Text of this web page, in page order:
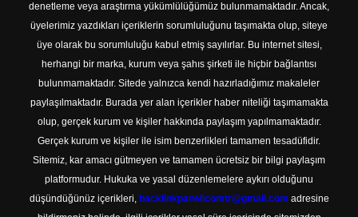
denetleme veya araştırma yükümlülüğümüz bulunmamaktadır. Ancak,
üyelerimiz yazdıkları içeriklerin sorumluluğunu taşımakta olup, siteye
üye olarak bu sorumluluğu kabul etmiş sayılırlar. Bu internet sitesi,
herhangi bir marka, kurum veya şahıs şirketi ile hiçbir bağlantısı
bulunmamaktadır. Sitede yalnızca kendi hazırladığımız makaleler
paylaşılmaktadır. Burada yer alan içerikler haber niteliği taşımamakta
olup, gerçek kurum ve kişiler hakkında paylaşım yapılmamaktadır.
Gerçek kurum ve kişiler ile isim benzerlikleri tamamen tesadüfidir.
Sitemiz, kar amacı gütmeyen ve tamamen ücretsiz bir bilgi paylaşım
platformudur. Hukuka ve yasal düzenlemelere aykırı olduğunu
düşündüğünüz içerikleri, backlinkpanelicomtr@gmail.com adresine